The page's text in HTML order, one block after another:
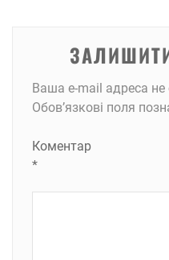
Ваша e-mail адреса
Обов’язкові поля
Коментар
*